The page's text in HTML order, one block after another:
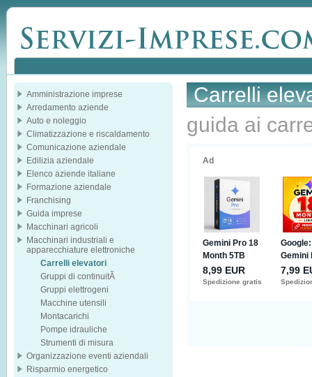
Carrelli
guida ai
Amministrazione imprese
Arredamento aziende
Auto e noleggio
Climatizzazione e riscaldamento
Comunicazione aziendale
Edilizia aziendale
Elenco aziende italiane
Formazione aziendale
Franchising
Guida imprese
Macchinari agricoli
Macchinari industriali e
apparecchiature elettroniche
Carrelli elevatori
Gruppi di continuitÃ
Gruppi elettrogeni
Macchine utensili
Montacarichi
Pompe idrauliche
Strumenti di misura
Organizzazione eventi aziendali
Risparmio energetico